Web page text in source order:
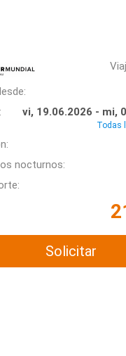
vi, 19.06.2026 - mi,
Todas
nocturnos:
Solicitar